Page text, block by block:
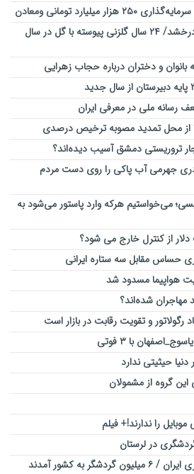
تومانی ومعادن
ستاره پرتغالی همچنان می‌درخشد/ ۲۴ سال گلزنی پیوسته با گل در سال
و دختران درباره حجاب زهرایی
رسانه ملی در معرفی ایران
تروریستی دمشق آسیب دیده‌اند؟
جهرمی آب پاکی را روی دست مردم
می‌خواستیم هرکه وارد پاستور می‌شود به
دلار از کنترل خارج می شود؟
حساس مقابل سه ستاره ایرانی
شده‌اند؟
رگولاتور و تقویت رقابت در بازار است
با ۳ فوتی
حیثیتی ندارد
گروه از مشمولان
را ندارند!+ فیلم
در لرستان
به کشور آمدند